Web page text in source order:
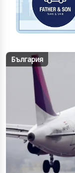
България